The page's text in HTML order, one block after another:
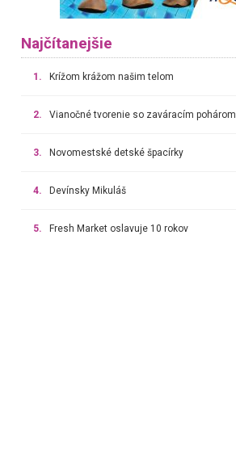
Najčítanejšie
1. Krížom krážom našim telom
2. Vianočné tvorenie so zaváracím pohárom
3. Novomestské detské špacírky
4. Devínsky Mikuláš
5. Fresh Market oslavuje 10 rokov